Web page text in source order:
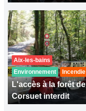
Aix-les-bains
Environnement
Incendie
L'accès à la forêt de
Corsuet interdit